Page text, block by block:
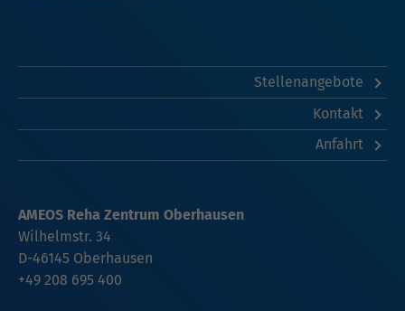
Stellenangebote
Kontakt
Anfahrt
AMEOS Reha Zentrum Oberhausen
Wilhelmstr. 34
D-46145 Oberhausen
+49 208 695 400